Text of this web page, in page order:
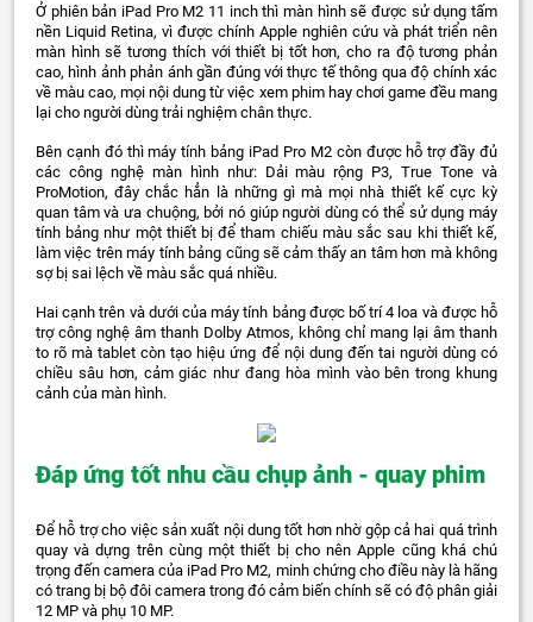
Ở phiên bản iPad Pro M2 11 inch thì màn hình sẽ được sử dụng tấm
nền Liquid Retina, vì được chính Apple nghiên cứu và phát triển nên
màn hình sẽ tương thích với thiết bị tốt hơn, cho ra độ tương phản
cao, hình ảnh phản ánh gần đúng với thực tế thông qua độ chính xác
về màu cao, mọi nội dung từ việc xem phim hay chơi game đều mang
lại cho người dùng trải nghiệm chân thực.
Bên cạnh đó thì máy tính bảng iPad Pro M2 còn được hỗ trợ đầy đủ
các công nghệ màn hình như: Dải màu rộng P3, True Tone và
ProMotion, đây chắc hẳn là những gì mà mọi nhà thiết kế cực kỳ
quan tâm và ưa chuộng, bởi nó giúp người dùng có thể sử dụng máy
tính bảng như một thiết bị để tham chiếu màu sắc sau khi thiết kế,
làm việc trên máy tính bảng cũng sẽ cảm thấy an tâm hơn mà không
sợ bị sai lệch về màu sắc quá nhiều.
Hai cạnh trên và dưới của máy tính bảng được bố trí 4 loa và được hỗ
trợ công nghệ âm thanh Dolby Atmos, không chỉ mang lại âm thanh
to rõ mà tablet còn tạo hiệu ứng để nội dung đến tai người dùng có
chiều sâu hơn, cảm giác như đang hòa mình vào bên trong khung
cảnh của màn hình.
Đáp ứng tốt nhu cầu chụp ảnh - quay phim
Để hỗ trợ cho việc sản xuất nội dung tốt hơn nhờ gộp cả hai quá trình
quay và dựng trên cùng một thiết bị cho nên Apple cũng khá chú
trọng đến camera của iPad Pro M2, minh chứng cho điều này là hãng
có trang bị bộ đôi camera trong đó cảm biến chính sẽ có độ phân giải
12 MP và phụ 10 MP.